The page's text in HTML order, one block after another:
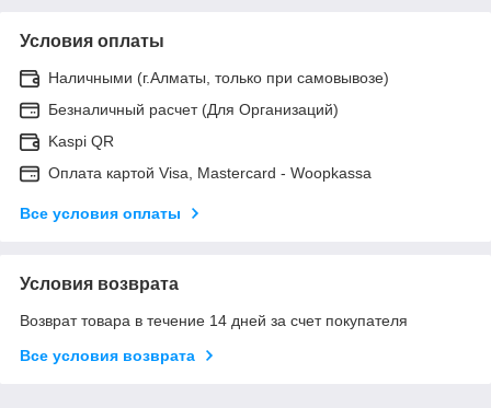
Условия оплаты
Наличными (г.Алматы, только при самовывозе)
Безналичный расчет (Для Организаций)
Kaspi QR
Оплата картой Visa, Mastercard - Woopkassa
Все условия оплаты
Условия возврата
Возврат товара в течение 14 дней за счет покупателя
Все условия возврата